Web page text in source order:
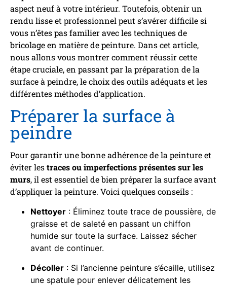
aspect neuf à votre intérieur. Toutefois, obtenir un
rendu lisse et professionnel peut s’avérer difficile si
vous n’êtes pas familier avec les techniques de
bricolage en matière de peinture. Dans cet article,
nous allons vous montrer comment réussir cette
étape cruciale, en passant par la préparation de la
surface à peindre, le choix des outils adéquats et les
différentes méthodes d’application.
Préparer la surface à
peindre
Pour garantir une bonne adhérence de la peinture et
éviter lestraces ou imperfections présentes sur les
murs, il est essentiel de bien préparer la surface avant
d’appliquer la peinture. Voici quelques conseils :
Nettoyer : Éliminez toute trace de poussière, de
graisse et de saleté en passant un chiffon
humide sur toute la surface. Laissez sécher
avant de continuer.
Décoller : Si l’ancienne peinture s’écaille, utilisez
une spatule pour enlever délicatement les